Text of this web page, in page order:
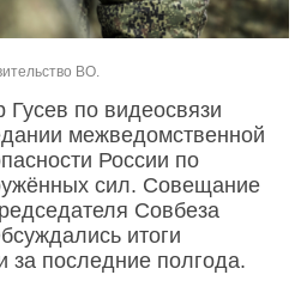
ВО.
Гусев по видеосвязи
межведомственной
России по
сил. Совещание
Совбеза
итоги
за последние полгода.